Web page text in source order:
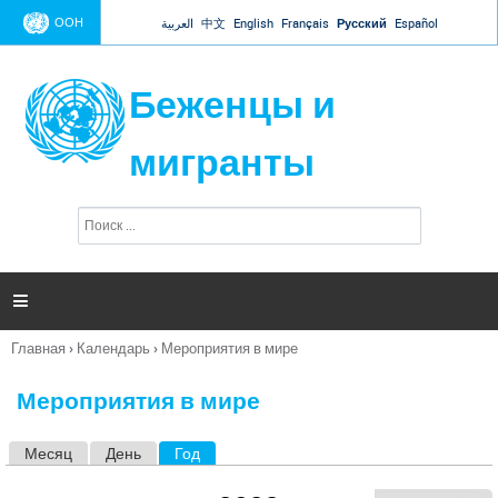
Jump to navigation
ООН العربية 中文 English Français Русский Español
Беженцы и
мигранты
п
и

Вы
Главная › Календарь › Мероприятия в мире
Мероприятия в мире
Месяц День Год